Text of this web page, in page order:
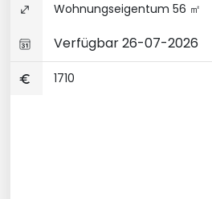
Wohnungseigentum 56 ㎡
Verfügbar 26-07-2026
1710